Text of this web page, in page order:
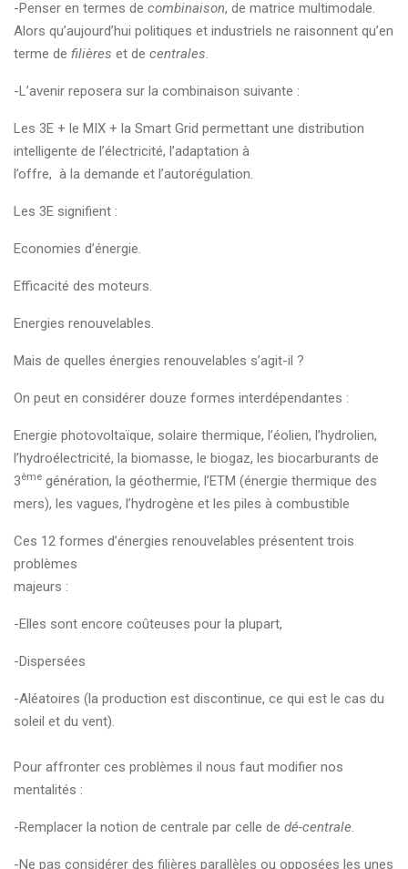
-Penser en termes de combinaison, de matrice multimodale.
Alors qu’aujourd’hui politiques et industriels ne raisonnent qu’en
terme de filières et de centrales.
-L’avenir reposera sur la combinaison suivante :
Les 3E + le MIX + la Smart Grid permettant une distribution
intelligente de l’électricité, l’adaptation à
l’offre, à la demande et l’autorégulation.
Les 3E signifient :
Economies d’énergie.
Efficacité des moteurs.
Energies renouvelables.
Mais de quelles énergies renouvelables s’agit-il ?
On peut en considérer douze formes interdépendantes :
Energie photovoltaïque, solaire thermique, l’éolien, l’hydrolien,
l’hydroélectricité, la biomasse, le biogaz, les biocarburants de
3ème génération, la géothermie, l’ETM (énergie thermique des
mers), les vagues, l’hydrogène et les piles à combustible
Ces 12 formes d’énergies renouvelables présentent trois
problèmes
majeurs :
-Elles sont encore coûteuses pour la plupart,
-Dispersées
-Aléatoires (la production est discontinue, ce qui est le cas du
soleil et du vent).
Pour affronter ces problèmes il nous faut modifier nos
mentalités :
-Remplacer la notion de centrale par celle de dé-centrale.
-Ne pas considérer des filières parallèles ou opposées les unes